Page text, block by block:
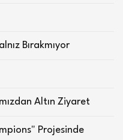
Bırakmıyor
Altın Ziyaret
Projesinde